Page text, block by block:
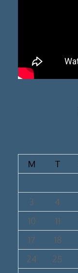
M T
3
4
10
11
17
18
24
25